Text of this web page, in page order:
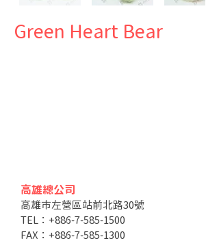
Green Heart Bear
高雄總公司
高雄市左營區站前北路30號
TEL：+886-7-585-1500
FAX：+886-7-585-1300